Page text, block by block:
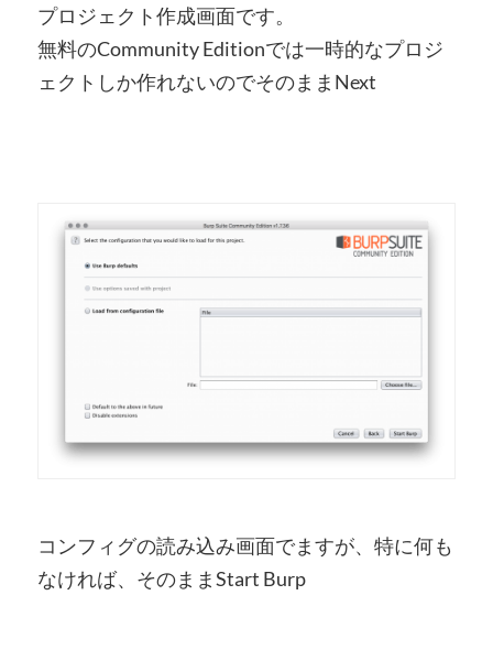
プロジェクト作成画面です。
無料のCommunity Editionでは一時的なプロジ
ェクトしか作れないのでそのままNext
コンフィグの読み込み画面でますが、特に何も
なければ、そのままStart Burp